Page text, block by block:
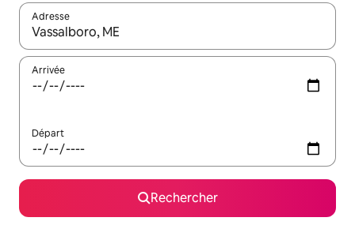
Adresse
Lorsque les résultats s'affichent, utilisez les flèches vers le
Arrivée
Départ
Rechercher